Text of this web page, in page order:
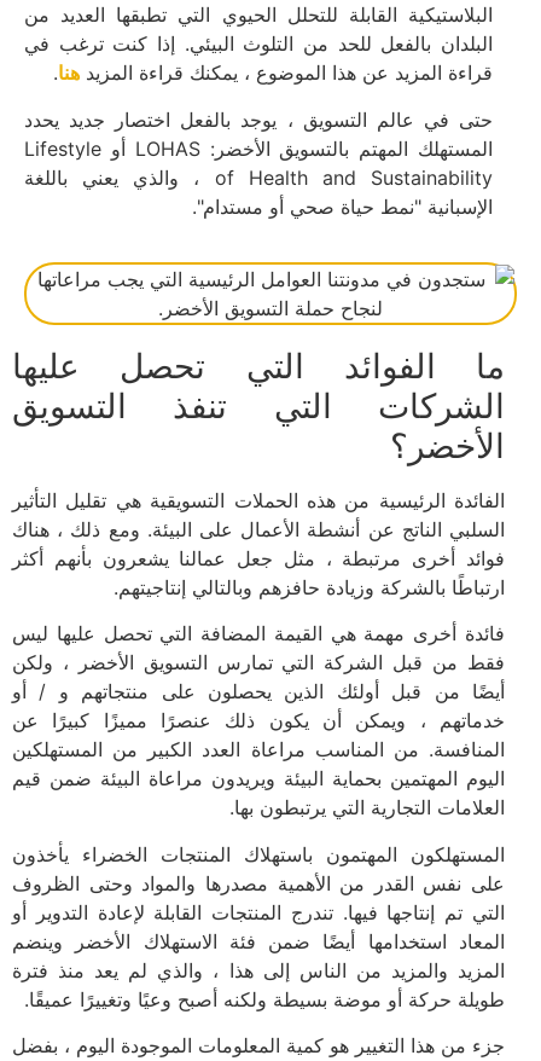
البلاستيكية القابلة للتحلل الحيوي التي تطبقها العديد من
البلدان بالفعل للحد من التلوث البيئي. إذا كنت ترغب في
قراءة المزيد عن هذا الموضوع ، يمكنك قراءة المزيد هنا.
حتى في عالم التسويق ، يوجد بالفعل اختصار جديد يحدد
المستهلك المهتم بالتسويق الأخضر: LOHAS أو Lifestyle
of Health and Sustainability ، والذي يعني باللغة
الإسبانية "نمط حياة صحي أو مستدام".
ما الفوائد التي تحصل عليها
الشركات التي تنفذ التسويق
الأخضر؟
الفائدة الرئيسية من هذه الحملات التسويقية هي تقليل التأثير
السلبي الناتج عن أنشطة الأعمال على البيئة. ومع ذلك ، هناك
فوائد أخرى مرتبطة ، مثل جعل عمالنا يشعرون بأنهم أكثر
ارتباطًا بالشركة وزيادة حافزهم وبالتالي إنتاجيتهم.
فائدة أخرى مهمة هي القيمة المضافة التي تحصل عليها ليس
فقط من قبل الشركة التي تمارس التسويق الأخضر ، ولكن
أيضًا من قبل أولئك الذين يحصلون على منتجاتهم و / أو
خدماتهم ، ويمكن أن يكون ذلك عنصرًا مميزًا كبيرًا عن
المنافسة. من المناسب مراعاة العدد الكبير من المستهلكين
اليوم المهتمين بحماية البيئة ويريدون مراعاة البيئة ضمن قيم
العلامات التجارية التي يرتبطون بها.
المستهلكون المهتمون باستهلاك المنتجات الخضراء يأخذون
على نفس القدر من الأهمية مصدرها والمواد وحتى الظروف
التي تم إنتاجها فيها. تندرج المنتجات القابلة لإعادة التدوير أو
المعاد استخدامها أيضًا ضمن فئة الاستهلاك الأخضر وينضم
المزيد والمزيد من الناس إلى هذا ، والذي لم يعد منذ فترة
طويلة حركة أو موضة بسيطة ولكنه أصبح وعيًا وتغييرًا عميقًا.
جزء من هذا التغيير هو كمية المعلومات الموجودة اليوم ، بفضل